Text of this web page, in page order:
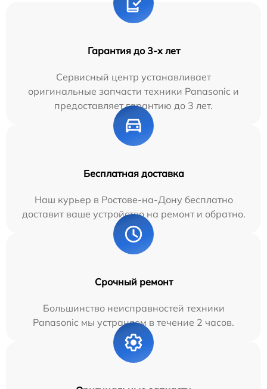
Гарантия до 3-х лет
Сервисный центр устанавливает
оригинальные запчасти техники Panasonic и
предоставляет гарантию до 3 лет.
Бесплатная доставка
Наш курьер в Ростове-на-Дону бесплатно
доставит ваше устройство на ремонт и обратно.
Срочный ремонт
Большинство неисправностей техники
Panasonic мы устраняем в течение 2 часов.